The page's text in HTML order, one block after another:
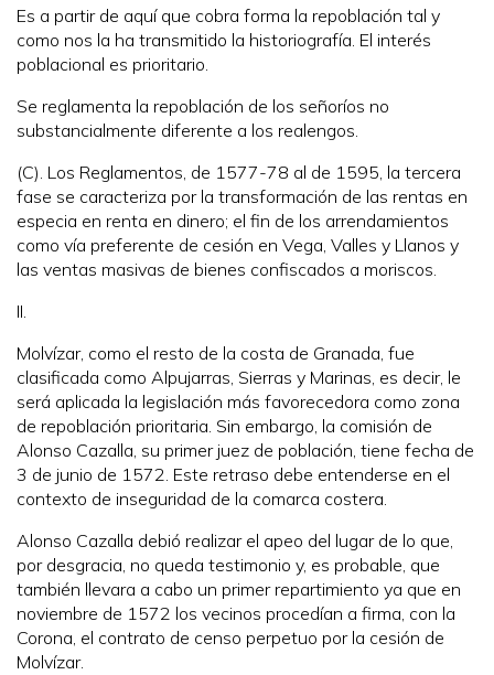
Es a partir de aquí que cobra forma la repoblación tal y
como nos la ha transmitido la historiografía. El interés
poblacional es prioritario.
Se reglamenta la repoblación de los señoríos no
substancialmente diferente a los realengos.
(C). Los Reglamentos, de 1577-78 al de 1595, la tercera
fase se caracteriza por la transformación de las rentas en
especia en renta en dinero; el fin de los arrendamientos
como vía preferente de cesión en Vega, Valles y Llanos y
las ventas masivas de bienes confiscados a moriscos.
II.
Molvízar, como el resto de la costa de Granada, fue
clasificada como Alpujarras, Sierras y Marinas, es decir, le
será aplicada la legislación más favorecedora como zona
de repoblación prioritaria. Sin embargo, la comisión de
Alonso Cazalla, su primer juez de población, tiene fecha de
3 de junio de 1572. Este retraso debe entenderse en el
contexto de inseguridad de la comarca costera.
Alonso Cazalla debió realizar el apeo del lugar de lo que,
por desgracia, no queda testimonio y, es probable, que
también llevara a cabo un primer repartimiento ya que en
noviembre de 1572 los vecinos procedían a firma, con la
Corona, el contrato de censo perpetuo por la cesión de
Molvízar.